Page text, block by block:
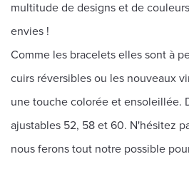
multitude de designs et de
envies !
Comme les bracelets elles sont à
cuirs réversibles ou les nouveaux
une touche colorée et ensoleillée.
ajustables 52, 58 et 60. N'hésitez
nous ferons tout notre possible